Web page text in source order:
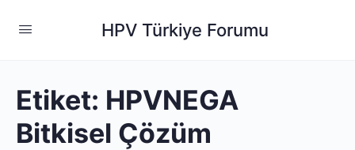
HPV Türkiye Forumu
Etiket: HPVNEGA
Bitkisel Çözüm